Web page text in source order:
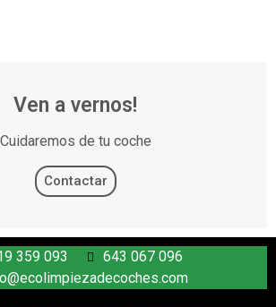
Ven a vernos!
Cuidaremos de tu coche
Contactar
359 093
643 067 096